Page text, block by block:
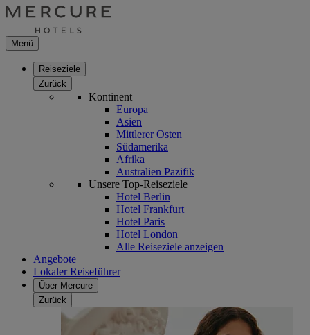
Menü
Reiseziele
Zurück
Kontinent
Europa
Asien
Mittlerer Osten
Südamerika
Afrika
Australien Pazifik
Unsere Top-Reiseziele
Hotel Berlin
Hotel Frankfurt
Hotel Paris
Hotel London
Alle Reiseziele anzeigen
Angebote
Lokaler Reiseführer
Über Mercure
Zurück